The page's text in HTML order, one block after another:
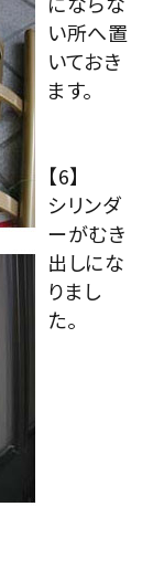
い所へ置
いておき
ます。
【6】
シリンダ
ーがむき
出しにな
りまし
た。